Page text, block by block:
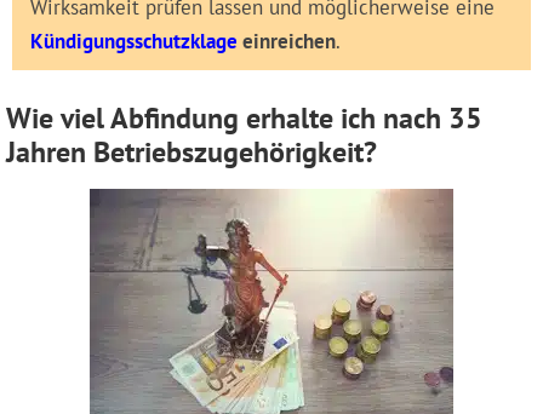
Wirksamkeit prüfen lassen und möglicherweise eine
Kündigungsschutzklage einreichen.
Wie viel Abfindung erhalte ich nach 35
Jahren Betriebszugehörigkeit?